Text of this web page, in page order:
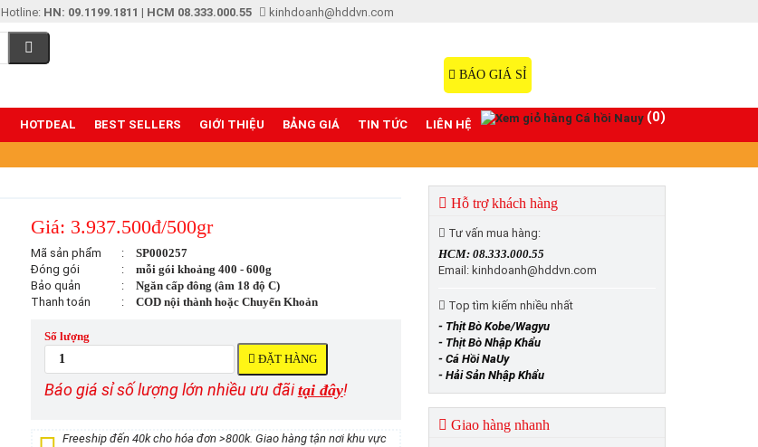
Hotline: HN: 09.1199.1811 | HCM 08.333.000.55 kinhdoanh@hddvn.com
BÁO GIÁ SỈ
(0)
HOTDEAL BEST SELLERS GIỚI THIỆU BẢNG GIÁ TIN TỨC LIÊN HỆ
Giá: 3.937.500đ/500gr
Mã sản phẩm :
SP000257
Đóng gói
:
mỗi gói khoảng 400 - 600g
Bảo quản
:
Ngăn cấp đông (âm 18 độ C)
Thanh toán
: COD nội thành hoặc Chuyển Khoản
Số lượng
ĐẶT HÀNG
Báo giá sỉ số lượng lớn nhiều ưu đãitại đây!
Freeship đến 40k cho hóa đơn >800k. Giao hàng tận nơi khu vực
Hỗ trợ khách hàng
Tư vấn mua hàng:
HCM: 08.333.000.55
Email: kinhdoanh@hddvn.com
Top tìm kiếm nhiều nhất
- Thịt Bò Kobe/Wagyu
- Thịt Bò Nhập Khẩu
- Cá Hồi NaUy
- Hải Sản Nhập Khẩu
Giao hàng nhanh